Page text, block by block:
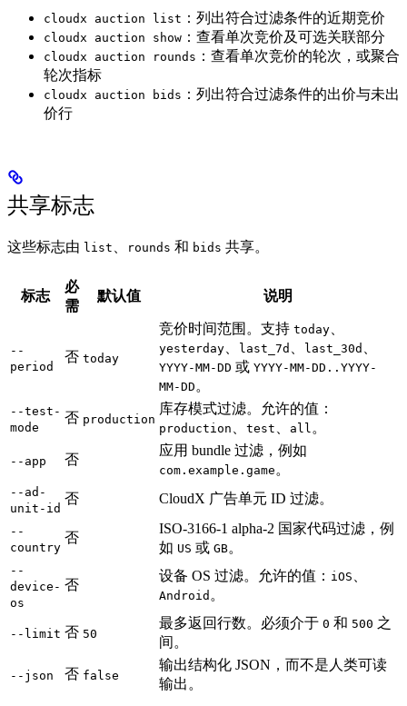
cloudx auction list ：列出符合过滤条件的近期竞价
cloudx auction show ：查看单次竞价及可选关联部分
cloudx auction rounds ：查看单次竞价的轮次，或聚合
轮次指标
cloudx auction bids ：列出符合过滤条件的出价与未出
价行
共享标志
这些标志由 list rounds 和 bids 共享。
标志
必
需
默认值 说明
--
period
否 today
竞价时间范围。支持 today
yesterday last_7d last_30d
YYYY-MM-DD 或 YYYY-MM-DD..YYYY-
MM-DD 。
--test-
mode
否 production
库存模式过滤。允许的值：
production test all 。
--app 否
应用 bundle 过滤，例如
com.example.game 。
--ad-
unit-id
否 CloudX 广告单元 ID 过滤。
--
country
否
ISO-3166-1 alpha-2 国家代码过滤，例
如 US 或 GB。
--
device-
os
否
设备 OS 过滤。允许的值： iOS
Android 。
--limit 否 50
最多返回行数。必须介于 0 和 500 之
间。
--json 否 false
输出结构化 JSON，而不是人类可读
输出。